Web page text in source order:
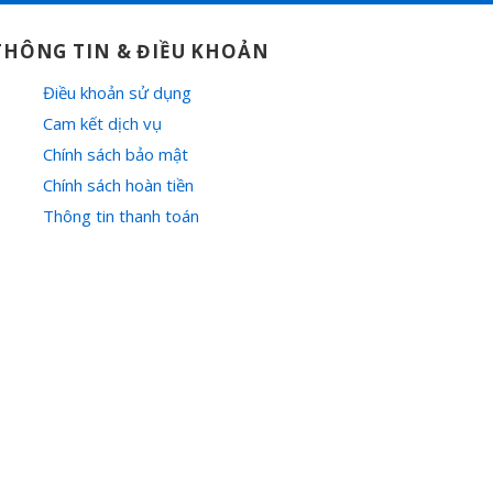
TIN & ĐIỀU KHOẢN
Điều khoản sử dụng
Cam kết dịch vụ
Chính sách bảo mật
Chính sách hoàn tiền
Thông tin thanh toán